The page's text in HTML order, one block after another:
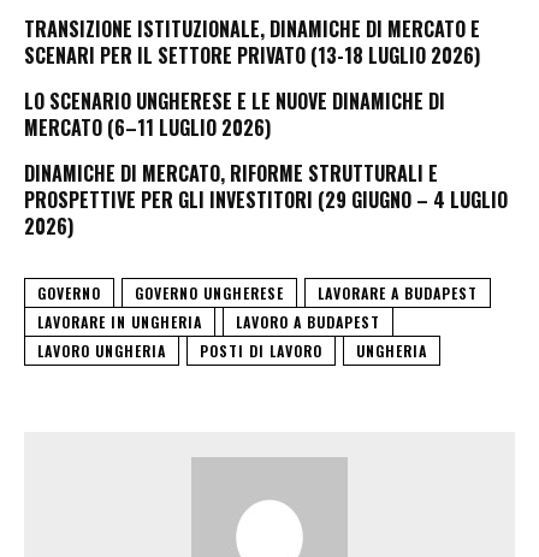
TRANSIZIONE ISTITUZIONALE, DINAMICHE DI MERCATO E
SCENARI PER IL SETTORE PRIVATO (13-18 LUGLIO 2026)
LO SCENARIO UNGHERESE E LE NUOVE DINAMICHE DI
MERCATO (6–11 LUGLIO 2026)
DINAMICHE DI MERCATO, RIFORME STRUTTURALI E
PROSPETTIVE PER GLI INVESTITORI (29 GIUGNO – 4 LUGLIO
2026)
GOVERNO GOVERNO UNGHERESE
LAVORARE A BUDAPEST
LAVORARE IN UNGHERIA
LAVORO A BUDAPEST
LAVORO UNGHERIA
POSTI DI LAVORO UNGHERIA